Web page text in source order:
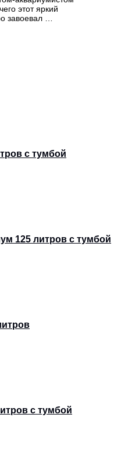
этот яркий
завоевал …
с тумбой
125 литров с тумбой
с тумбой